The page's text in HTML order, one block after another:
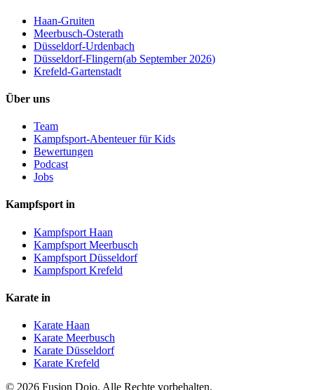
Haan-Gruiten
Meerbusch-Osterath
Düsseldorf-Urdenbach
Düsseldorf-Flingern(ab September 2026)
Krefeld-Gartenstadt
Über uns
Team
Kampfsport-Abenteuer für Kids
Bewertungen
Podcast
Jobs
Kampfsport in
Kampfsport Haan
Kampfsport Meerbusch
Kampfsport Düsseldorf
Kampfsport Krefeld
Karate in
Karate Haan
Karate Meerbusch
Karate Düsseldorf
Karate Krefeld
© 2026 Fusion Dojo. Alle Rechte vorbehalten.